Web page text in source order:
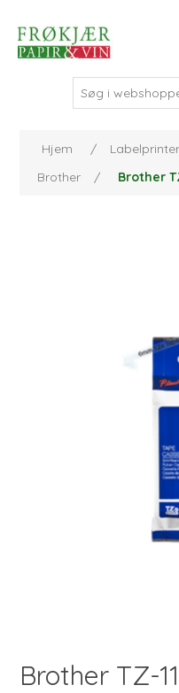
Hjem /
Brother
/ Brother
Brother TZ-